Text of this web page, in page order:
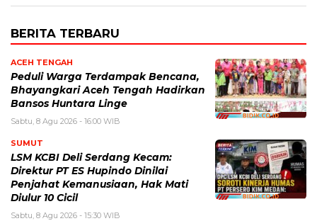
BERITA TERBARU
ACEH TENGAH
Peduli Warga Terdampak Bencana,
Bhayangkari Aceh Tengah Hadirkan
Bansos Huntara Linge
Sabtu, 8 Agu 2026 - 16:00 WIB
SUMUT
LSM KCBI Deli Serdang Kecam:
Direktur PT ES Hupindo Dinilai
Penjahat Kemanusiaan, Hak Mati
Diulur 10 Cicil
Sabtu, 8 Agu 2026 - 15:30 WIB